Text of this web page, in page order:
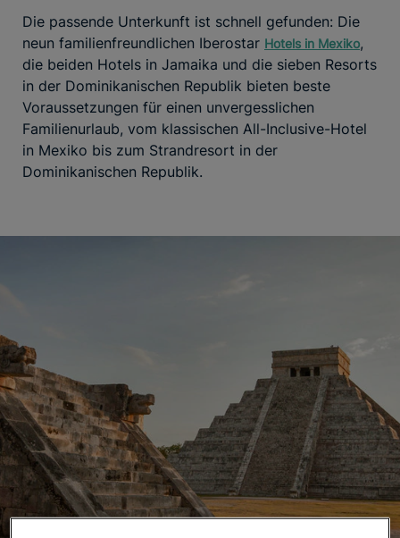
Die passende Unterkunft ist schnell gefunden: Die
neun familienfreundlichen Iberostar Hotels in Mexiko,
die beiden Hotels in Jamaika und die sieben Resorts
in der Dominikanischen Republik bieten beste
Voraussetzungen für einen unvergesslichen
Familienurlaub, vom klassischen All-Inclusive-Hotel
in Mexiko bis zum Strandresort in der
Dominikanischen Republik.